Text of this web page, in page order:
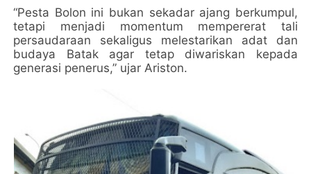
“Pesta Bolon ini bukan sekadar ajang berkumpul,
tetapi menjadi momentum mempererat tali
persaudaraan sekaligus melestarikan adat dan
budaya Batak agar tetap diwariskan kepada
generasi penerus,” ujar Ariston.